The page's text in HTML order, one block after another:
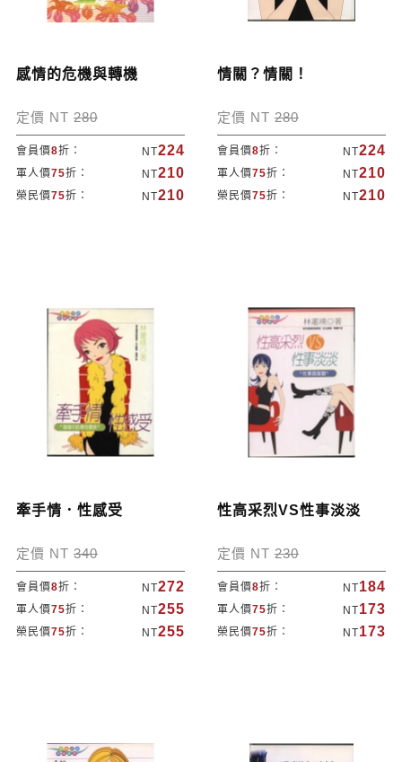
感情的危機與轉機
定價 NT 280
會員價8折： NT224
軍人價75折： NT210
榮民價75折： NT210
情關？情關！
定價 NT 280
會員價8折： NT224
軍人價75折： NT210
榮民價75折： NT210
牽手情．性感受
定價 NT 340
會員價8折： NT272
軍人價75折： NT255
榮民價75折： NT255
性高采烈VS性事淡淡
定價 NT 230
會員價8折： NT184
軍人價75折： NT173
榮民價75折： NT173